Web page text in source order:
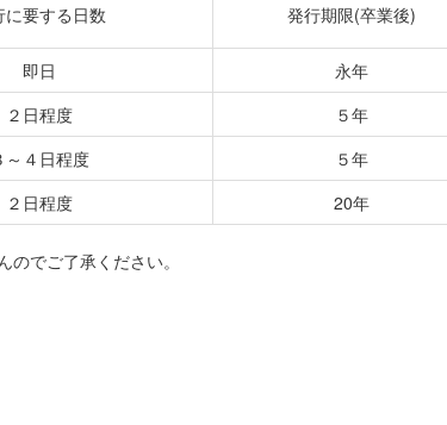
に要する日数 発行期限(卒業後)
即日
永年
２日程度
５年
～４日程度
５年
２日程度 20年
でご了承ください。